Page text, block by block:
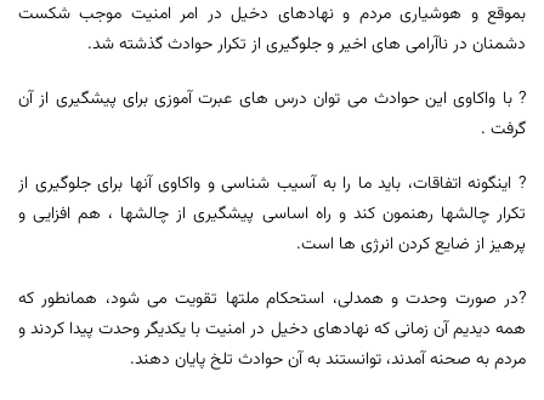
بموقع و هوشیاری مردم و نهادهای دخیل در امر امنیت موجب شکست
دشمنان در ناآرامی های اخیر و جلوگیری از تکرار حوادث گذشته شد.
? با واکاوی این حوادث می توان درس های عبرت آموزی برای پیشگیری از آن
گرفت .
? اینگونه اتفاقات، باید ما را به آسیب شناسی و واکاوی آنها برای جلوگیری از
تکرار چالشها رهنمون کند و راه اساسی پیشگیری از چالشها ، هم افزایی و
پرهیز از ضایع کردن انرژی ها است.
?در صورت وحدت و همدلی، استحکام ملتها تقویت می شود، همانطور که
همه دیدیم آن زمانی که نهادهای دخیل در امنیت با یکدیگر وحدت پیدا کردند و
مردم به صحنه آمدند، توانستند به آن حوادث تلخ پایان دهند.